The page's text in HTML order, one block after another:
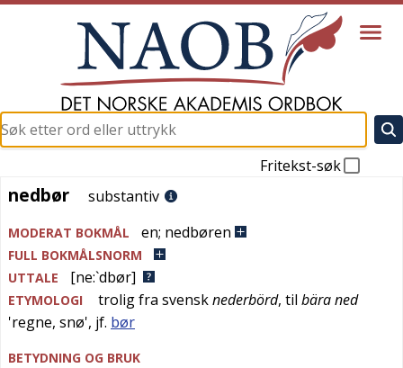
Fritekst-søk
nedbør
nedbør substantiv
MODERAT BOKMÅL en; nedbøren
FULL BOKMÅLSNORM
UTTALE
[ne:`dbør]
ETYMOLOGI trolig fra svensknederbörd, til bära ned
'regne, snø', jf. bør
BETYDNING OG BRUK